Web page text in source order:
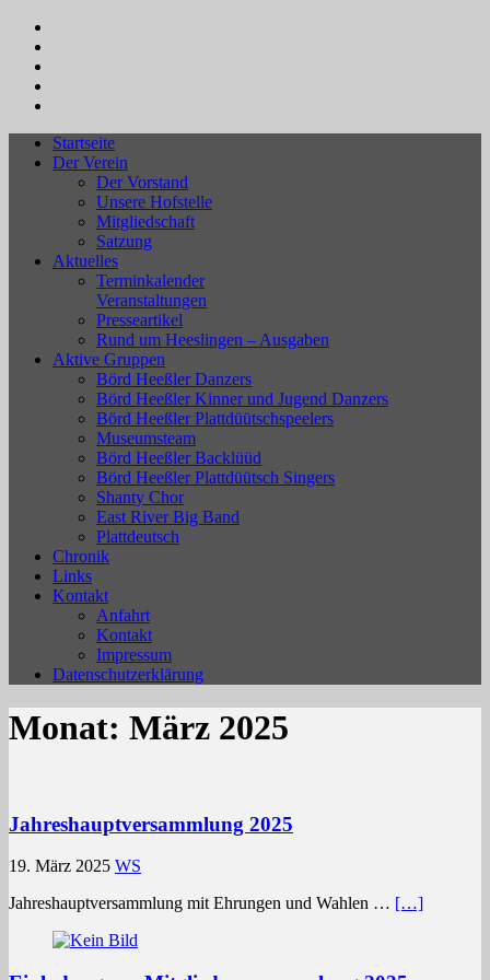
Startseite
Der Verein
Der Vorstand
Unsere Hofstelle
Mitgliedschaft
Satzung
Aktuelles
Terminkalender
Veranstaltungen
Presseartikel
Rund um Heeslingen – Ausgaben
Aktive Gruppen
Börd Heeßler Danzers
Börd Heeßler Kinner und Jugend Danzers
Börd Heeßler Plattdüütschspeelers
Museumsteam
Börd Heeßler Backlüüd
Börd Heeßler Plattdüütsch Singers
Shanty Chor
East River Big Band
Plattdeutsch
Chronik
Links
Kontakt
Anfahrt
Kontakt
Impressum
Datenschutzerklärung
Monat: März 2025
Jahreshauptversammlung 2025
19. März 2025 WS
Jahreshauptversammlung mit Ehrungen und Wahlen … […]